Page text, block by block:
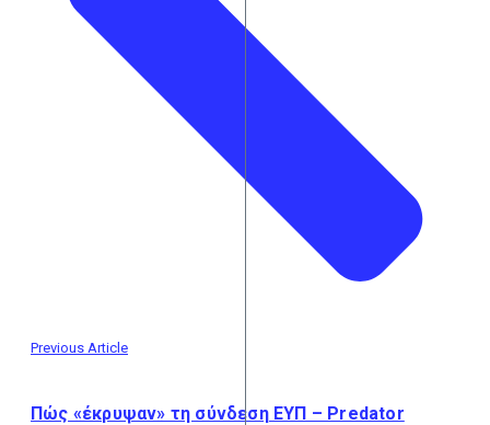
Previous Article
Πώς «έκρυψαν» τη σύνδεση EYΠ – Predator